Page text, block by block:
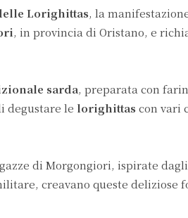
Lorighittas, la
, in provincia di Oristano, e
sarda, preparata con
degustare le lorighittas con vari
di Morgongiori, ispirate
creavano queste deliziose